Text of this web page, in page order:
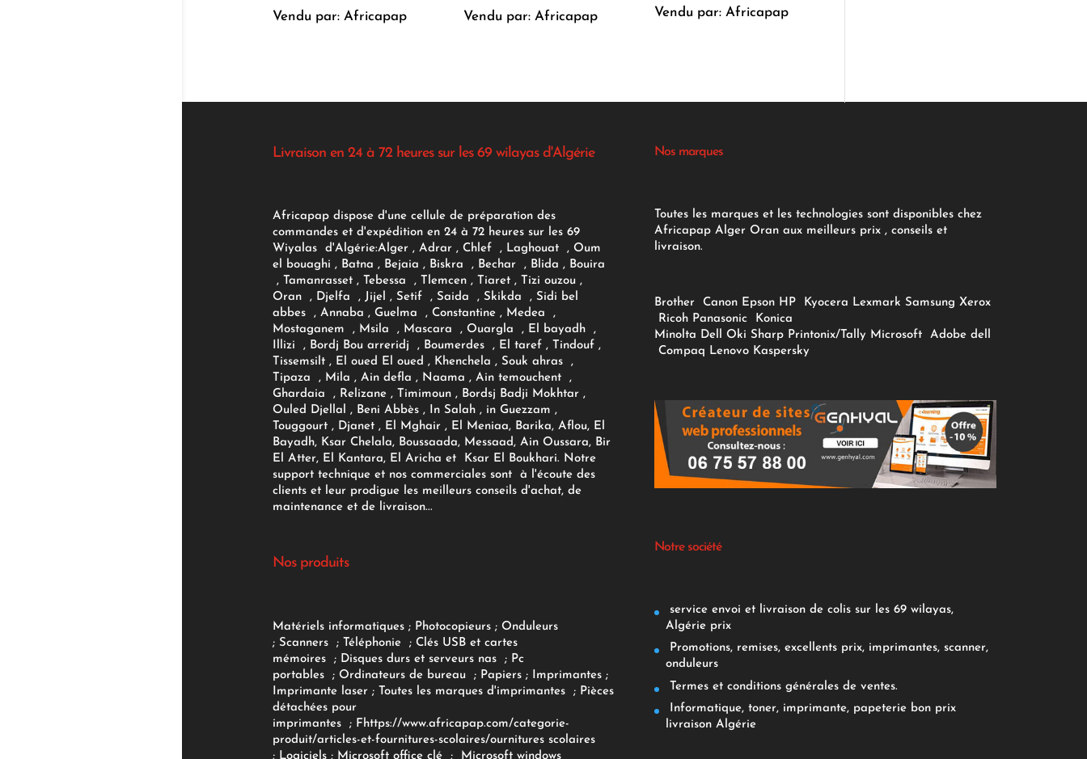
Vendu par: Africapap Vendu par: Africapap Vendu par: Africapap
Livraison en 24 à 72 heures sur les 69 wilayas d'Algérie
Africapap dispose d'une cellule de préparation des
commandes et d'expédition en 24 à 72 heures sur les 69
Wiyalas d'Algérie:Alger , Adrar, Chlef , Laghouat , Oum
el bouaghi , Batna , Bejaia , Biskra , Bechar , Blida , Bouira
, Tamanrasset , Tebessa , Tlemcen , Tiaret , Tizi ouzou ,
Oran , Djelfa , Jijel , Setif , Saida , Skikda , Sidi bel
abbes , Annaba , Guelma , Constantine , Medea ,
Mostaganem , Msila , Mascara , Ouargla , El bayadh ,
Illizi , Bordj Bou arreridj , Boumerdes , El taref , Tindouf ,
Tissemsilt , El oued El oued , Khenchela , Souk ahras ,
Tipaza , Mila , Ain defla , Naama , Ain temouchent ,
Ghardaia , Relizane , Timimoun , Bordsj Badji Mokhtar ,
Ouled Djellal , Beni Abbès , In Salah , in Guezzam ,
Touggourt , Djanet , El Mghair , El Meniaa, Barika, Aflou, El
Bayadh, Ksar Chelala, Boussaada, Messaad, Ain Oussara, Bir
El Atter, El Kantara, El Aricha et Ksar El Boukhari. Notre
support technique et nos commerciales sont à l'écoute des
clients et leur prodigue les meilleurs conseils d'achat, de
maintenance et de livraison...
Nos produits
Matériels informatiques; Photocopieurs; Onduleurs
; Scanners ; Téléphonie ; Clés USB et cartes
mémoires
; Disques durs et serveurs nas ; Pc
portables
; Ordinateurs de bureau ; Papiers; Imprimantes;
Imprimante laser; Toutes les marques d'imprimantes ; Pièces
détachées pour
imprimantes
; F https://www.africapap.com/categorie-
produit/articles-et-fournitures-scolaires/ournitures scolaires
; Logiciels ; Microsoft office clé ; Microsoft windows
Nos marques
Toutes les marques et les technologies sont disponibles chez
Africapap Alger Oran aux meilleurs prix , conseils et
livraison.
Brother Canon Epson HP Kyocera Lexmark Samsung Xerox
Ricoh Panasonic
Konica
Minolta Dell Oki Sharp Printonix/Tally Microsoft Adobe dell
Compaq Lenovo Kaspersky
Notre société
service envoi et livraison de colis sur les 69 wilayas,
Algérie prix
Promotions, remises, excellents prix, imprimantes, scanner,
onduleurs
Termes et conditions générales de ventes.
Informatique, toner, imprimante, papeterie bon prix
livraison Algérie